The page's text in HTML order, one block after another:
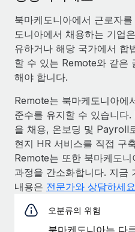
북마케도니아에서 근로자
도니아에서 채용하는 기업
유하거나 해당 국가에서 합
할 수 있는 Remote와 같은
해야 합니다.
Remote는 북마케도니아에
준수를 유지할 수 있습니다
을 채용, 온보딩 및 Payroll
현지 HR 서비스를 직접 구
Remote는 또한 북마케도
과정을 간소화합니다. 지금
내용은 전문가와 상담하세요
오분류의 위험
북마케도니아는 다